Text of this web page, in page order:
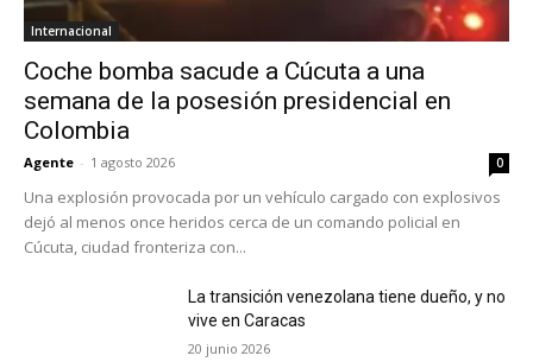
Internacional
Coche bomba sacude a Cúcuta a una
semana de la posesión presidencial en
Colombia
Agente - 1 agosto 2026 0
Una explosión provocada por un vehículo cargado con explosivos
dejó al menos once heridos cerca de un comando policial en
Cúcuta, ciudad fronteriza con...
La transición venezolana tiene dueño, y no
vive en Caracas
20 junio 2026